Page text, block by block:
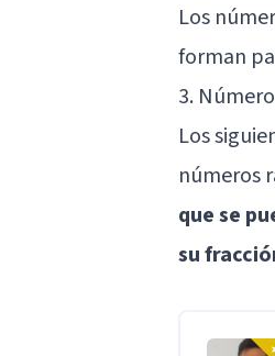
Los
forman
3.
Los
números
que se
su